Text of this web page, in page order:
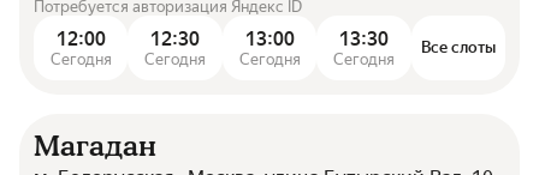
Потребуется авторизация Яндекс ID
12:00
Сегодня
12:30
Сегодня
13:00
Сегодня
13:30
Сегодня
Все слоты
Магадан